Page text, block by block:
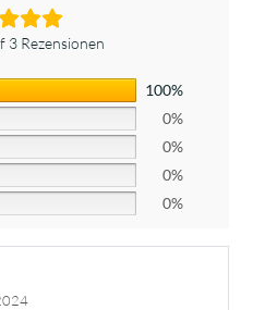
3 Rezensionen
100%
0%
0%
0%
0%